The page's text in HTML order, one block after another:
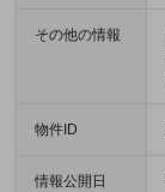
その他の情報
物件ID
情報公開日